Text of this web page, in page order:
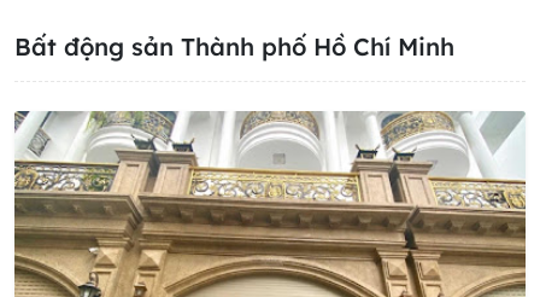
Bất động sản Thành phố Hồ Chí Minh